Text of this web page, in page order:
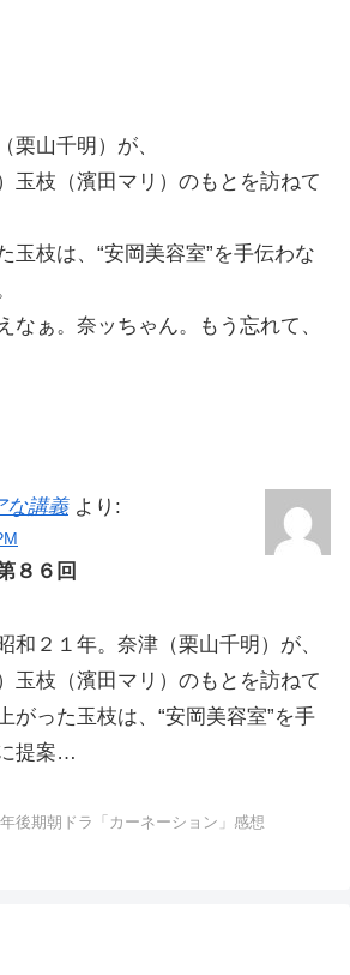
栗山千明）が、
玉枝（濱田マリ）のもとを訪ねて
玉枝は、“安岡美容室”を手伝わな
なぁ。奈ッちゃん。もう忘れて、
な講義 より:
８６回
和２１年。奈津（栗山千明）が、
玉枝（濱田マリ）のもとを訪ねて
がった玉枝は、“安岡美容室”を手
提案…
後期朝ドラ「カーネーション」感想